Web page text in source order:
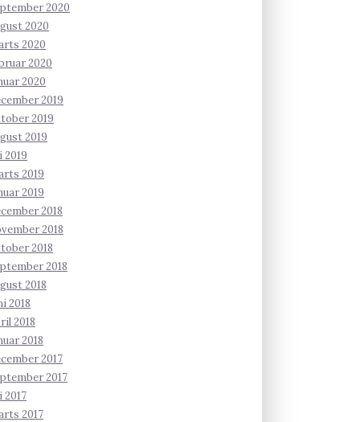
2020
2020
2020
2020
2020
2019
2019
2019
2019
2019
2019
2018
2018
2018
2018
2018
2018
2018
2018
2017
2017
2017
2017